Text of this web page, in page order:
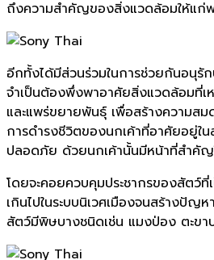
ถึงความสำคัญของสิ่งแวดล้อมให้แก่
อีกทั้งได้มีส่วนร่วมในการช่วยกันอนุ
จำเป็นต้องพึ่งพาอาศัยสิ่งแวดล้อมที่เ
และแพร่ขยายพันธุ์ เพื่อสร้างความสม
การดำรงชีวิตของนกเค้าที่อาศัยอยู่ใ
ปลอดภัย ด้วยนกเค้านั้นมีหน้าที่สำคัญ
โดยจะคอยควบคุมประชากรของสัตว์ที่
เกินไปในระบบนิเวศเมืองจนสร้างปัญ
สัตว์มีพิษบางชนิดเช่น แมงป่อง ตะขา